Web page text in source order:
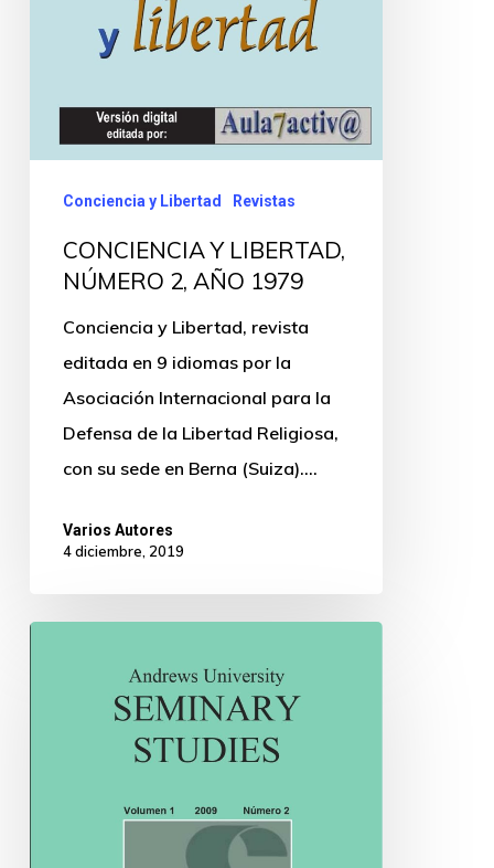
Conciencia y Libertad Revistas
CONCIENCIA Y LIBERTAD,
NÚMERO 2, AÑO 1979
Conciencia y Libertad, revista
editada en 9 idiomas por la
Asociación Internacional para la
Defensa de la Libertad Religiosa,
con su sede en Berna (Suiza).…
Varios Autores
4 diciembre, 2019